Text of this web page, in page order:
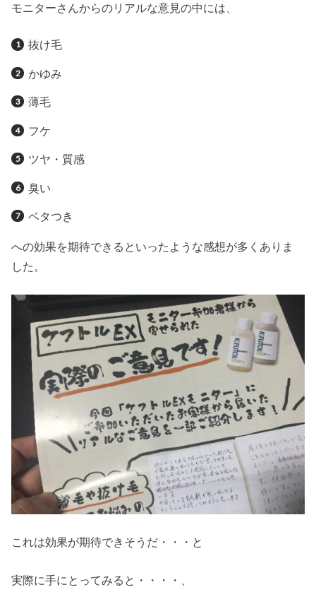
モニターさんからのリアルな意見の中には、
抜け毛
かゆみ
薄毛
フケ
ツヤ・質感
臭い
ベタつき
への効果を期待できるといったような感想が多くありま
した。
これは効果が期待できそうだ・・・と
実際に手にとってみると・・・・、